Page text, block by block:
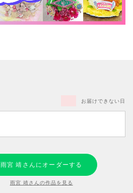
お届けできない日
雨宮 靖さんにオーダーする
雨宮 靖さんの作品を見る